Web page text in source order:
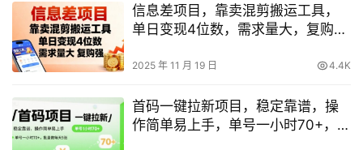
信息差项目，靠卖混剪搬运工具，
单日变现4位数，需求量大，复购
2025 年 11 月 19 日 4.4K
首码一键拉新项目，稳定靠谱，操
作简单易上手，单号一小时70+，批